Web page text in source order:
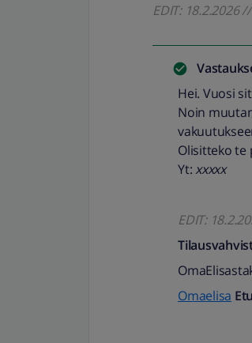
EDIT: 18.2.2026
Hei. Vuosi
Noin
Olisitteko te
Yt:xxxxx
EDIT:
Omaelisa